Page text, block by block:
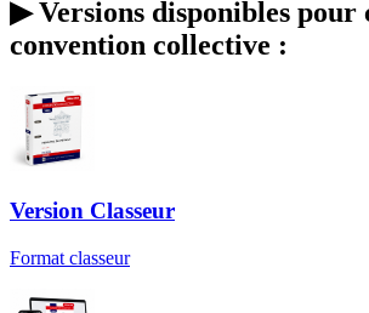
▶Versions disponibles pour
convention collective :
Version Classeur
Format classeur